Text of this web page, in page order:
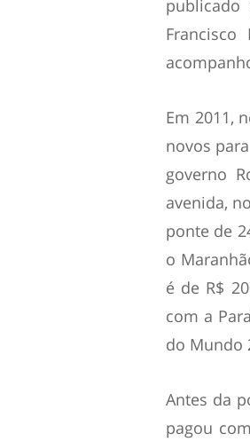
Em 2011,
novos
governo
avenida,
ponte de
o
é de R$
com a
do Mundo
Antes da
pagou